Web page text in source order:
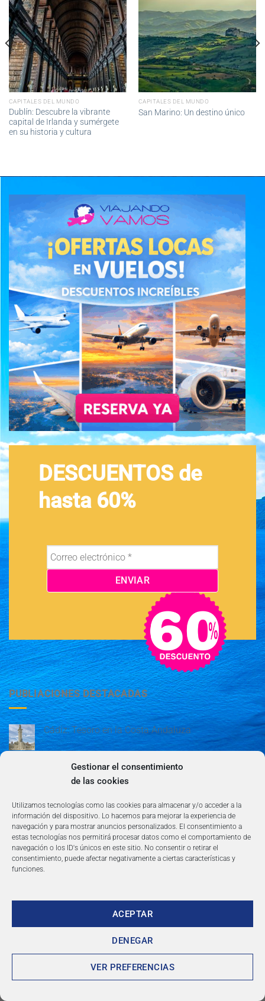
Gestionar el consentimiento
de las cookies
Utilizamos tecnologías como las cookies para almacenar y/o acceder a la
información del dispositivo. Lo hacemos para mejorar la experiencia de
navegación y para mostrar anuncios personalizados. El consentimiento a
estas tecnologías nos permitirá procesar datos como el comportamiento de
navegación o los ID's únicos en este sitio. No consentir o retirar el
consentimiento, puede afectar negativamente a ciertas características y
funciones.
ACEPTAR
DENEGAR
VER PREFERENCIAS
CAPITALES DEL MUNDO
Dublín: Descubre la vibrante
capital de Irlanda y sumérgete
en su historia y cultura
CAPITALES DEL MUNDO
San Marino: Un destino único
DESCUENTOS de
hasta 60%
PUBLIACIONES DESTACADAS
Cádiz: Tesoro en la Costa Andaluza
Guía de Madrid: Arte, Cultura, Gastronomía y
Entretenimiento
Guía de Madrid: Arte, Cultura, Gastronomía y
Entretenimiento
Algeciras: Belleza en la Costa del Sol
AVISO LEGAL
POLÍTICA DE PRIVACIDAD
TÉRMINOS Y CONDICIONES
NEWSLETTER
Copyright 2026 ©360group.es